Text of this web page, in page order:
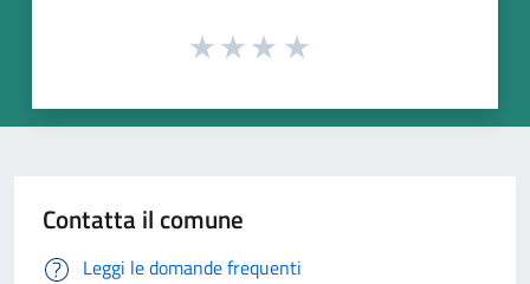
Contatta il comune
Leggi le domande frequenti